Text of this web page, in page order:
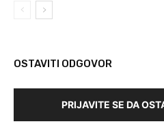
OSTAVITI ODGOVOR
PRIJAVITE SE DA